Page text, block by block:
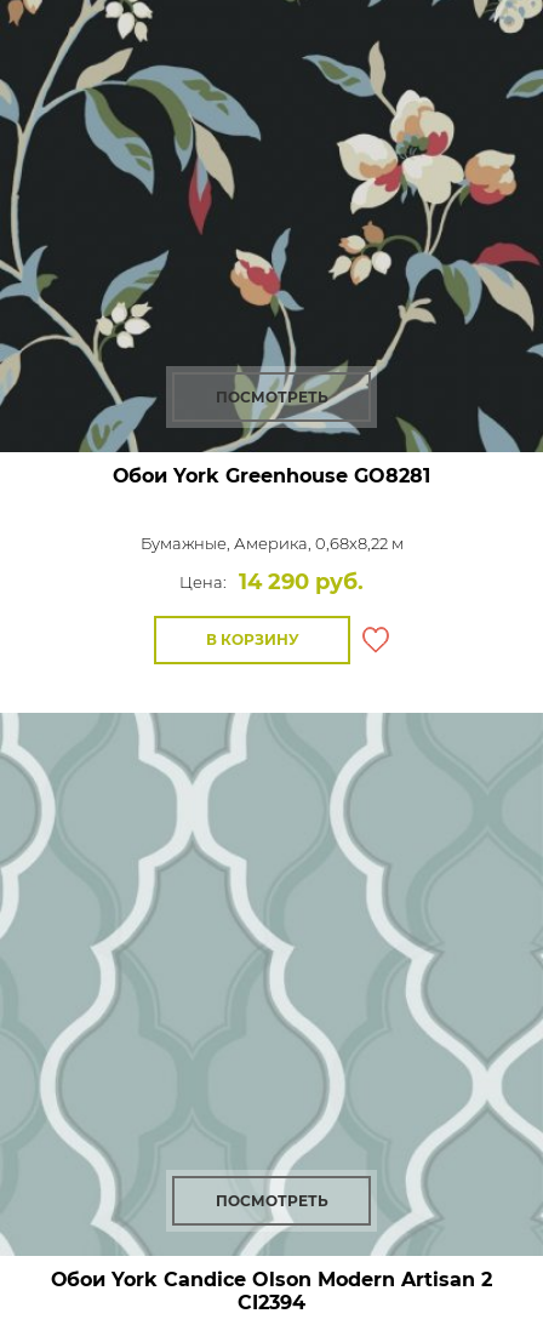
ПОСМОТРЕТЬ
Обои York Greenhouse GO8281
Бумажные, Америка, 0,68x8,22 м
Цена:
14 290 руб.
В КОРЗИНУ
ПОСМОТРЕТЬ
Обои York Candice Olson Modern Artisan 2
CI2394